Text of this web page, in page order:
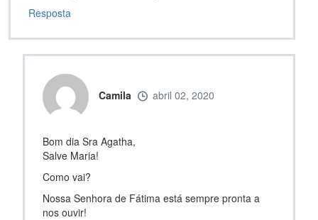
Resposta
Camila abril 02, 2020
Bom dia Sra Agatha,
Salve Maria!
Como vai?
Nossa Senhora de Fátima está sempre pronta a
nos ouvir!